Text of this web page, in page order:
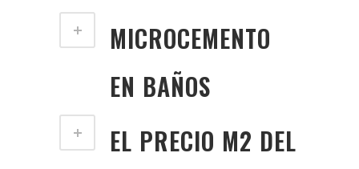
MICROCEMENTO
EN BAÑOS
EL PRECIO M2 DEL